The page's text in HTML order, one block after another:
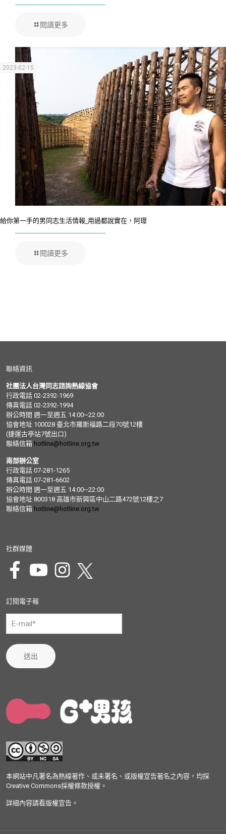
閱讀更多
2023-02-15
給你第一手的男同志生活情報_用過都說實在，阿璟
閱讀更多
聯絡資訊
社團法人台灣同志諮詢熱線協會
行政電話 02-2392-1969
傳真電話 02-2392-1994
辦公時間 週一至週五 14:00~22:00
協會地址 100028 臺北市羅斯福路二段70號12樓
(捷運古亭站7號出口)
聯絡信箱 hotline@hotline.org.tw
南部辦公室
行政電話 07-281-1265
傳真電話 07-281-6602
辦公時間 週一至週五 14:00~22:00
協會地址 800318 高雄市新興區中山二路472號12樓之7
聯絡信箱 hotline@hotline.org.tw
社群媒體
訂閱電子報
送出
本網站中凡署名為熱線著作、或未署名、或版權宣告著名之內容，均採
Creative Commons採權條款授權。
詳細內容請看版權宣告。